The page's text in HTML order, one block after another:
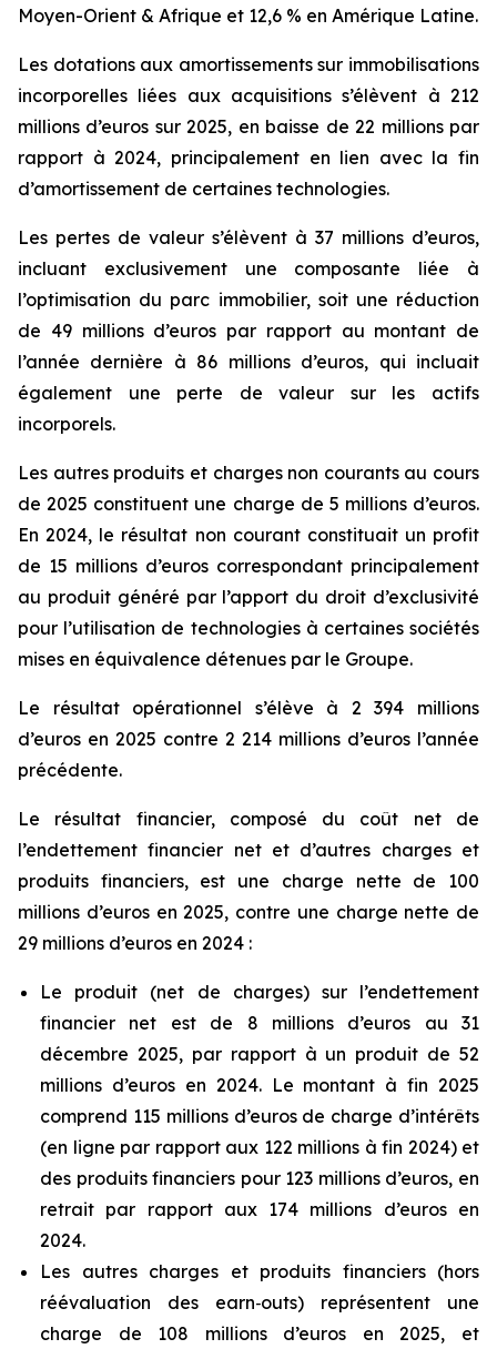
Moyen-Orient & Afrique et 12,6 % en Amérique Latine.
Les dotations aux amortissements sur immobilisations
incorporelles liées aux acquisitions s’élèvent à 212
millions d’euros sur 2025, en baisse de 22 millions par
rapport à 2024, principalement en lien avec la fin
d’amortissement de certaines technologies.
Les pertes de valeur s’élèvent à 37 millions d’euros,
incluant exclusivement une composante liée à
l’optimisation du parc immobilier, soit une réduction
de 49 millions d’euros par rapport au montant de
l’année dernière à 86 millions d’euros, qui incluait
également une perte de valeur sur les actifs
incorporels.
Les autres produits et charges non courants au cours
de 2025 constituent une charge de 5 millions d’euros.
En 2024, le résultat non courant constituait un profit
de 15 millions d’euros correspondant principalement
au produit généré par l’apport du droit d’exclusivité
pour l’utilisation de technologies à certaines sociétés
mises en équivalence détenues par le Groupe.
Le résultat opérationnel s’élève à 2 394 millions
d’euros en 2025 contre 2 214 millions d’euros l’année
précédente.
Le résultat financier, composé du coût net de
l’endettement financier net et d’autres charges et
produits financiers, est une charge nette de 100
millions d’euros en 2025, contre une charge nette de
29 millions d’euros en 2024 :
Le produit (net de charges) sur l’endettement
financier net est de 8 millions d’euros au 31
décembre 2025, par rapport à un produit de 52
millions d’euros en 2024. Le montant à fin 2025
comprend 115 millions d’euros de charge d’intérêts
(en ligne par rapport aux 122 millions à fin 2024) et
des produits financiers pour 123 millions d’euros, en
retrait par rapport aux 174 millions d’euros en
2024.
Les autres charges et produits financiers (hors
réévaluation des earn‑outs) représentent une
charge de 108 millions d’euros en 2025, et